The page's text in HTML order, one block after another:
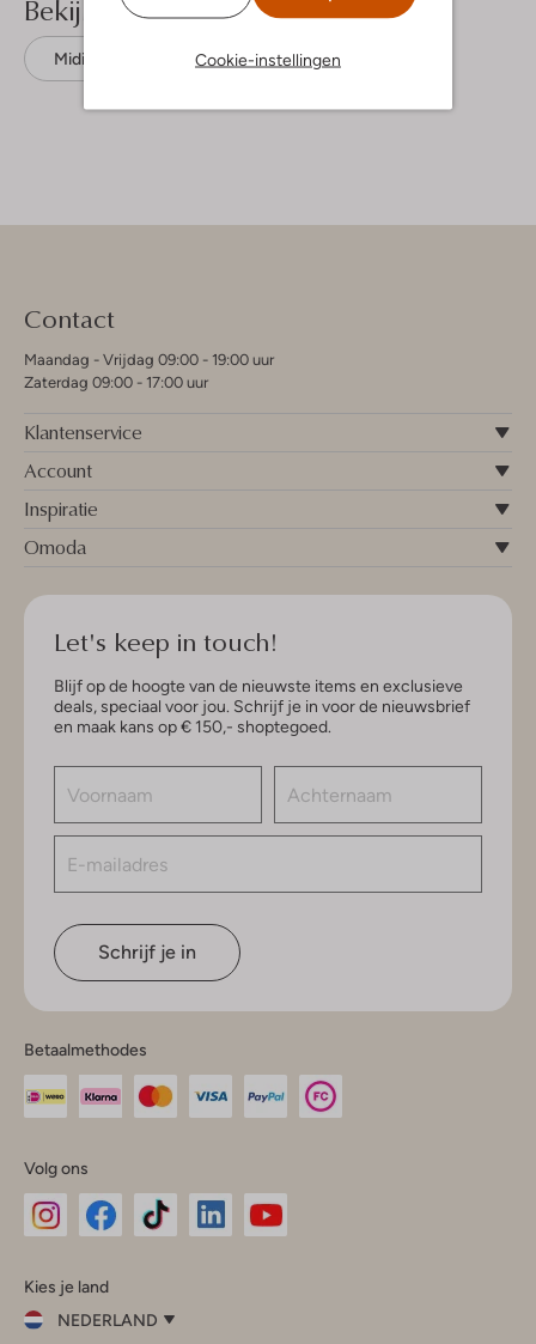
Cookie-instellingen
Bekijk meer
Midi jurken Vanilia Viscose
Contact
Maandag - Vrijdag 09:00 - 19:00 uur
Zaterdag 09:00 - 17:00 uur
Klantenservice
Account
Inspiratie
Omoda
Let's keep in touch!
Blijf op de hoogte van de nieuwste items en exclusieve
deals, speciaal voor jou. Schrijf je in voor de nieuwsbrief
en maak kans op € 150,- shoptegoed.
Schrijf je in
Betaalmethodes
Volg ons
InstagramFacebook
Kies je land
NEDERLAND